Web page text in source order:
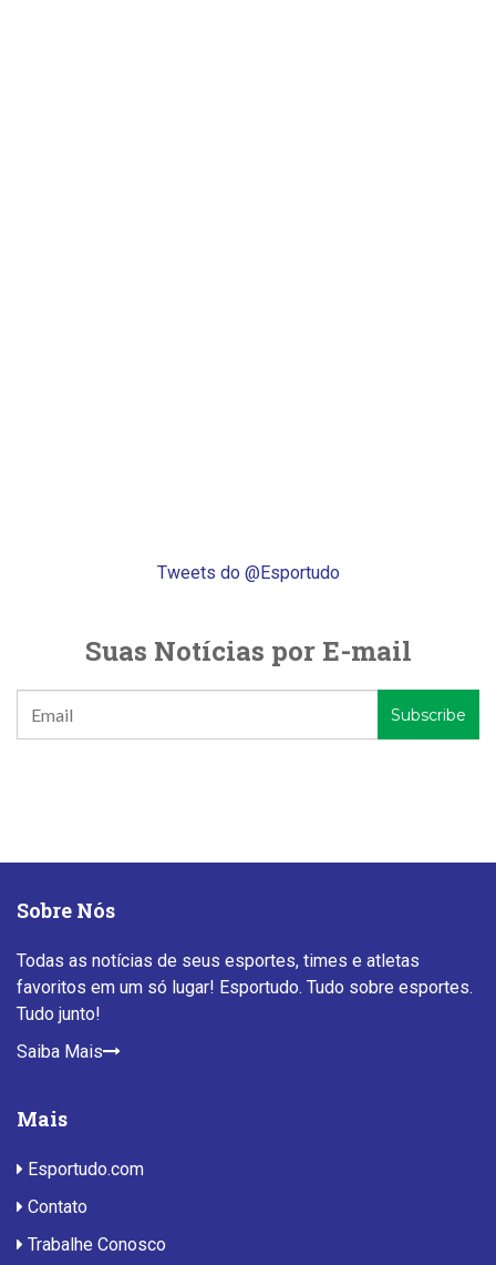
Tweets do @Esportudo
Suas Notícias por E-mail
Sobre Nós
Todas as notícias de seus esportes, times e atletas
favoritos em um só lugar! Esportudo. Tudo sobre esportes.
Tudo junto!
Saiba Mais
Mais
Esportudo.com
Contato
Trabalhe Conosco